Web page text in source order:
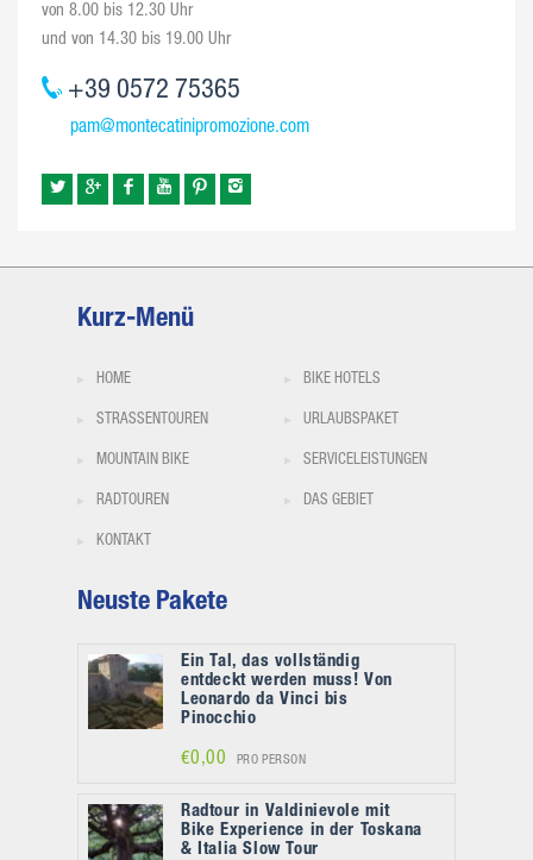
von 8.00 bis 12.30 Uhr
und von 14.30 bis 19.00 Uhr
+39 0572 75365
pam@montecatinipromozione.com
Kurz-Menü
HOME BIKE HOTELS
STRASSENTOUREN URLAUBSPAKET
MOUNTAIN BIKE SERVICELEISTUNGEN
RADTOUREN DAS GEBIET
KONTAKT
Neuste Pakete
Ein Tal, das vollständig
entdeckt werden muss! Von
Leonardo da Vinci bis
Pinocchio
€0,00 PRO PERSON
Radtour in Valdinievole mit
Bike Experience in der Toskana
& Italia Slow Tour